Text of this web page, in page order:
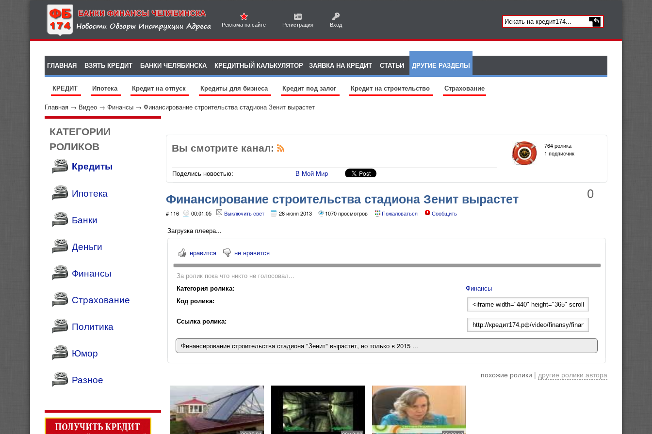
Реклама на сайте Регистрация Вход
ГЛАВНАЯ ВЗЯТЬ КРЕДИТ БАНКИ ЧЕЛЯБИНСКА КРЕДИТНЫЙ КАЛЬКУЛЯТОР ЗАЯВКА НА КРЕДИТ СТАТЬИ ДРУГИЕ РАЗДЕЛЫ
КРЕДИТ Ипотека Кредит на отпуск Кредиты для бизнеса Кредит под залог Кредит на строительство Страхование
Главная → Видео → Финансы → Финансирование строительства стадиона Зенит вырастет
КАТЕГОРИИ
РОЛИКОВ
Кредиты
Ипотека
Банки
Деньги
Финансы
Страхование
Политика
Юмор
Разное
Вы смотрите канал:
Поделись новостью: В Мой Мир
764 ролика
1 подписчик
0
Финансирование строительства стадиона Зенит вырастет
# 116 00:01:05 Выключить свет 28 июня 2013 1070 просмотров Пожаловаться Сообщить
Загрузка плеера...
нравится не нравится
За ролик пока что никто не голосовал...
Категория ролика:
Финансы
Код ролика:
Ссылка ролика:
Финансирование строительства стадиона "Зенит" вырастет, но только в 2015 ...
похожие ролики | другие ролики автора